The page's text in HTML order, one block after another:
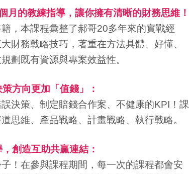
月的教練指導，讓你擁有清晰的財務思維！
，本課程彙整了郝哥20多年來的實戰經
財務戰略技巧，著重在方法具體、好懂、
劃既有資源與專案效益性。
方向更加「值錢」：
決策、制定賠錢合作案、不健康的KPI！課
思維、產品戰略、計畫戰略、執行戰略。
創造互助共贏連結：
！在參與課程期間，每一次的課程都會安